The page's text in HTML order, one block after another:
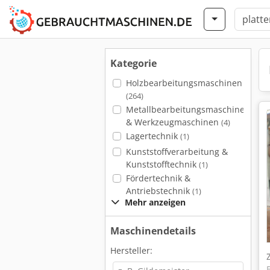
Kategorie
Holzbearbeitungsmaschinen
(264)
Metallbearbeitungsmaschinen
& Werkzeugmaschinen (4)
Lagertechnik (1)
Kunststoffverarbeitung &
Kunststofftechnik (1)
Fördertechnik &
Antriebstechnik (1)
Mehr anzeigen
Maschinendetails
Hersteller: